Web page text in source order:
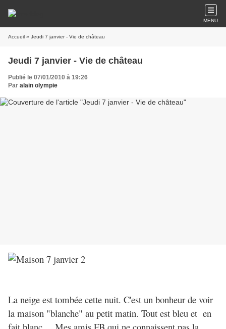
MENU
Accueil » Jeudi 7 janvier - Vie de château
Jeudi 7 janvier - Vie de château
Publié le 07/01/2010 à 19:26
Par alain olympie
La neige est tombée cette nuit. C'est un bonheur de voir
la maison "blanche" au petit matin. Tout est bleu et en